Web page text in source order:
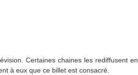
Certaines chaines les rediffusent en
à eux que ce billet est consacré.